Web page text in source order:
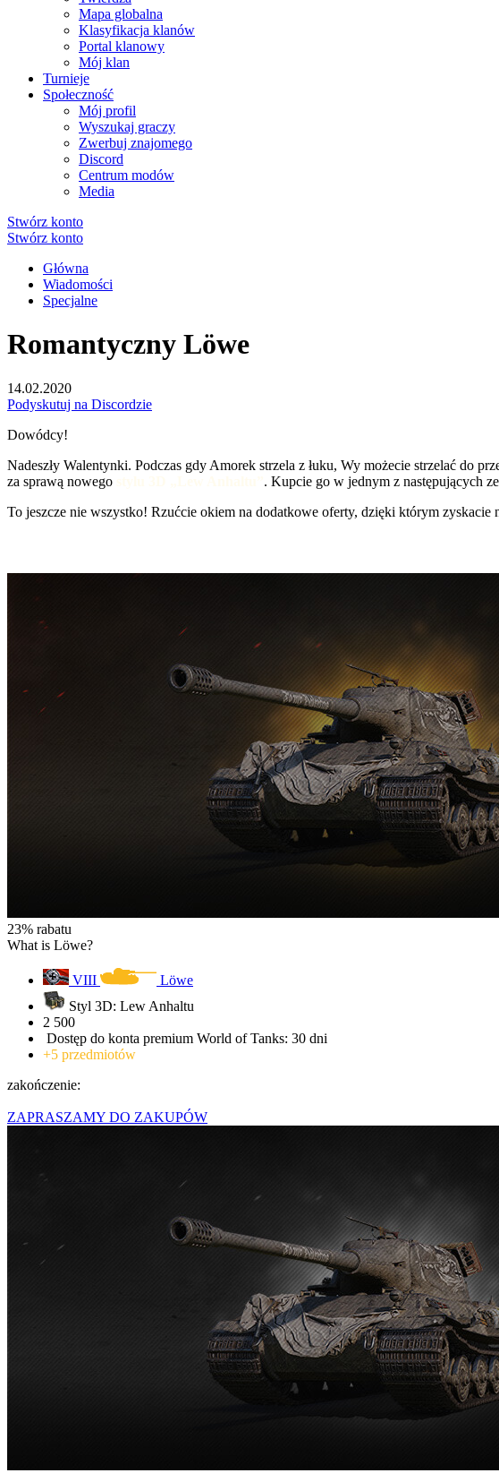
Mapa globalna
Klasyfikacja klanów
Portal klanowy
Mój klan
Turnieje
Społeczność
Mój profil
Wyszukaj graczy
Zwerbuj znajomego
Discord
Centrum modów
Media
Stwórz konto
Stwórz konto
Główna
Wiadomości
Specjalne
Romantyczny Löwe
14.02.2020
Podyskutuj na Discordzie
Dowódcy!
Nadeszły Walentynki. Podczas gdy Amorek strzela z łuku, Wy możecie strzelać do
za sprawą nowego
. Kupcie go w jednym z następujących
To jeszcze nie wszystko! Rzućcie okiem na dodatkowe oferty, dzięki którym zyskacie
23% rabatu
What is Löwe?
VIII
Löwe
Styl 3D: Lew Anhaltu
2 500
Dostęp do konta premium World of Tanks: 30 dni
+5 przedmiotów
zakończenie:
ZAPRASZAMY DO ZAKUPÓW